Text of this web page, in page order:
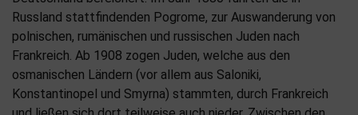
Russland stattfindenden Pogrome, zur Auswanderung von
polnischen, rumänischen und russischen Juden nach
Frankreich. Ab 1908 zogen Juden, welche aus den
osmanischen Ländern (vor allem aus Saloniki,
Konstantinopel und Smyrna) stammten, durch Frankreich